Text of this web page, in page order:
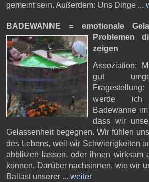
gemeint sein. Außerdem: Uns Dinge ...
BADEWANNE = emotionale
Problemen
zeigen
Assoziation:
gut
werde
Badewanne
dass wir
Gelassenheit begegnen. Wir fühlen
des Lebens, weil wir Schwierigkeiten
abblitzen lassen, oder ihnen wirksam
können. Darüber nachsinnen, wie wir
Ballast unserer ... weiter